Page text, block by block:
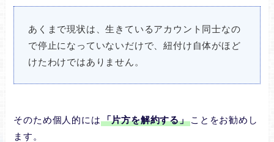
あくまで現状は、生きているアカウント同士なの
で停止になっていないだけで、紐付け自体がほど
けたわけではありません。
そのため個人的には 「片方を解約する」ことをお勧めし
ます。